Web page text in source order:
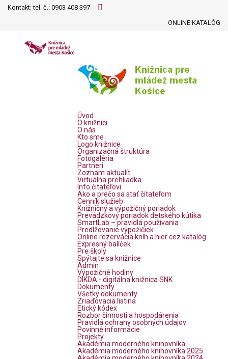
Kontakt: tel. č.: 0903 408 397
ONLINE KATALÓG
Úvod
O knižnici
O nás
Kto sme
Logo knižnice
Organizačná štruktúra
Fotogaléria
Partneri
Zoznam aktualít
Virtuálna prehliadka
Info čitateľovi
Ako a prečo sa stať čitateľom
Cenník služieb
Knižničný a výpožičný poriadok
Prevádzkový poriadok detského kútika
SmartLab – pravidlá používania
Predlžovanie výpožičiek
Online rezervácia kníh a hier cez katalóg
Expresný balíček
Pre školy
Spýtajte sa knižnice
Admin
Výpožičné hodiny
DIKDA - digitálna knižnica SNK
Dokumenty
Všetky dokumenty
Zriaďovacia listina
Etický kódex
Rozbor činnosti a hospodárenia
Pravidlá ochrany osobných údajov
Povinné informácie
Projekty
Akadémia moderného knihovníka
Akadémia moderného knihovníka 2025